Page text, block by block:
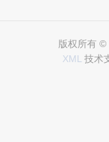
版权所有 ©
XML 技术